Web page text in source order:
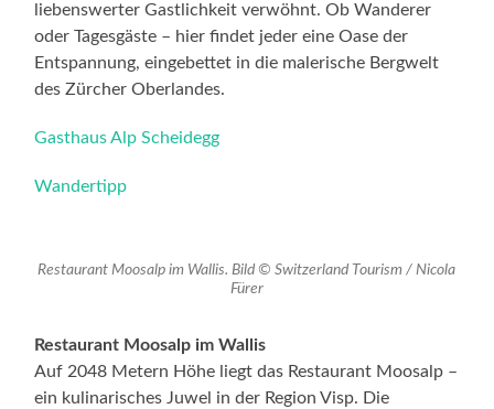
liebenswerter Gastlichkeit verwöhnt. Ob Wanderer
oder Tagesgäste – hier findet jeder eine Oase der
Entspannung, eingebettet in die malerische Bergwelt
des Zürcher Oberlandes.
Gasthaus Alp Scheidegg
Wandertipp
Restaurant Moosalp im Wallis. Bild © Switzerland Tourism / Nicola
Fürer
Restaurant Moosalp im Wallis
Auf 2048 Metern Höhe liegt das Restaurant Moosalp –
ein kulinarisches Juwel in der Region Visp. Die